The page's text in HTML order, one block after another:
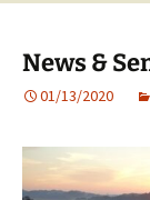
ッ
News &
01/13/2020